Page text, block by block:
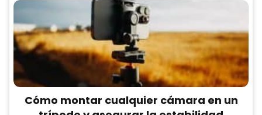
Cómo montar cualquier cámara en un